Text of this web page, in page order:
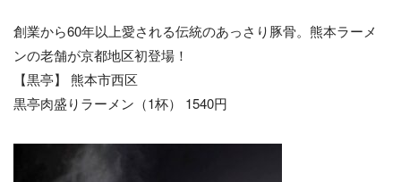
創業から60年以上愛される伝統のあっさり豚骨。熊本ラーメ
ンの老舗が京都地区初登場！
【黒亭】 熊本市西区
黒亭肉盛りラーメン（1杯） 1540円